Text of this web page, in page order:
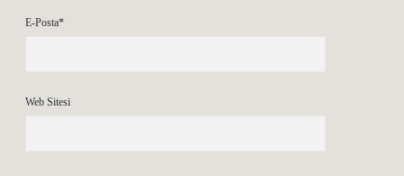
E-Posta*
Web Sitesi